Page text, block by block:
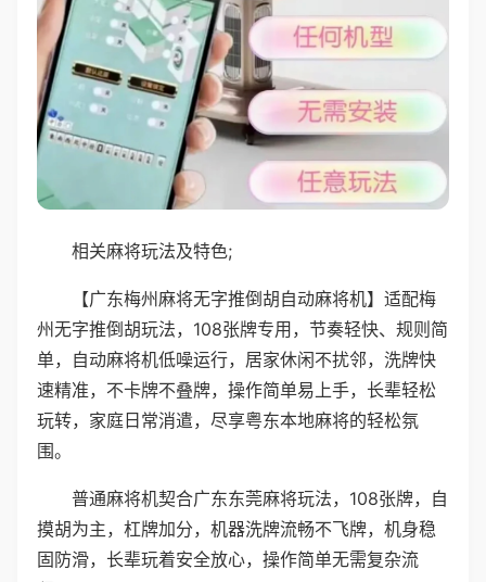
相关麻将玩法及特色;
【广东梅州麻将无字推倒胡自动麻将机】适配梅
州无字推倒胡玩法，108张牌专用，节奏轻快、规则简
单，自动麻将机低噪运行，居家休闲不扰邻，洗牌快
速精准，不卡牌不叠牌，操作简单易上手，长辈轻松
玩转，家庭日常消遣，尽享粤东本地麻将的轻松氛
围。
普通麻将机契合广东东莞麻将玩法，108张牌，自
摸胡为主，杠牌加分，机器洗牌流畅不飞牌，机身稳
固防滑，长辈玩着安全放心，操作简单无需复杂流